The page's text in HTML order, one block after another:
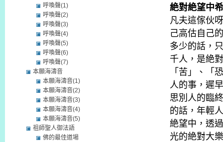
絶對絶望中
凡夫這傢伙
己高估自己
多少的話，
千人，是絶
「苦」、「
人的事，遲
思別人的臨
的話，年輕
絶望中，透
光的絶對大
呼喚聲(1)
呼喚聲(2)
呼喚聲(3)
呼喚聲(4)
呼喚聲(5)
呼喚聲(6)
呼喚聲(7)
本願海濤音
本願海濤音(1)
本願海濤音(2)
本願海濤音(3)
本願海濤音(4)
本願海濤音(5)
祖師聖人御法語
佛的最佳道場